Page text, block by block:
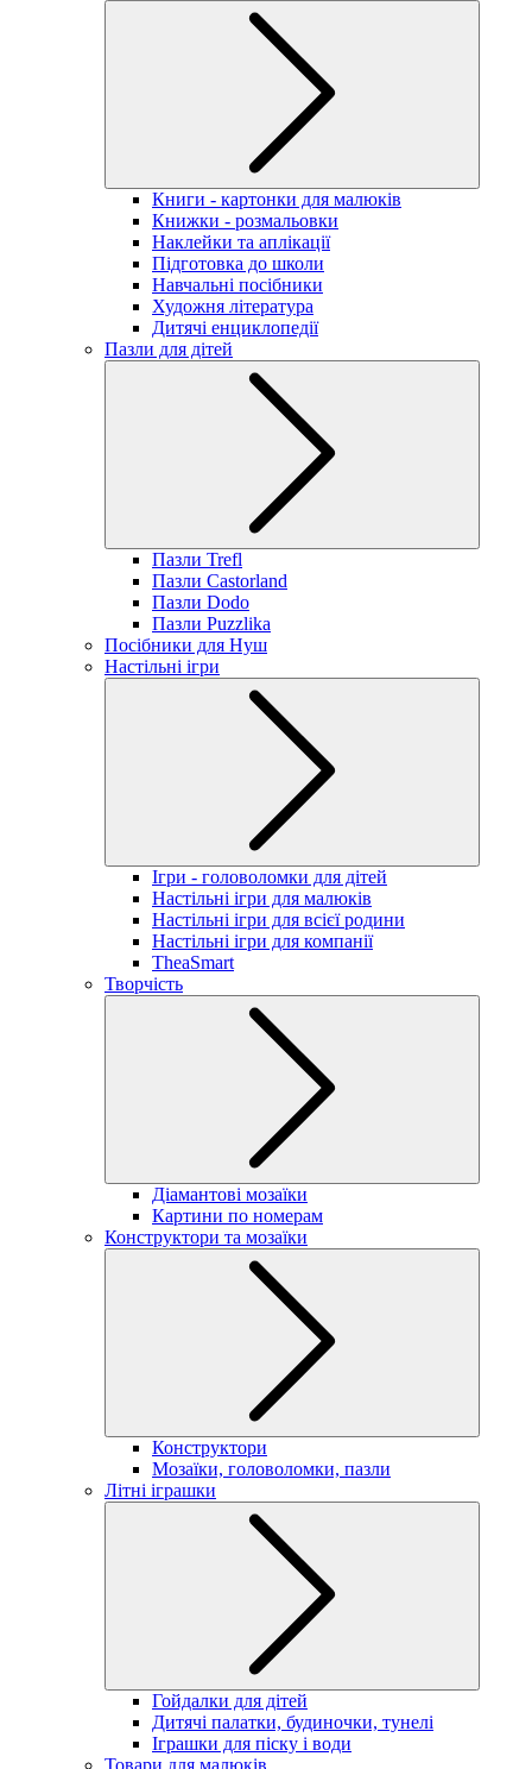
Книги - картонки для малюків
Книжки - розмальовки
Наклейки та аплікації
Підготовка до школи
Навчальні посібники
Художня література
Дитячі енциклопедії
Пазли для дітей
Пазли Trefl
Пазли Castorland
Пазли Dodo
Пазли Puzzlika
Посібники для Нуш
Настільні ігри
Ігри - головоломки для дітей
Настільні ігри для малюків
Настільні ігри для всієї родини
Настільні ігри для компанії
TheaSmart
Творчість
Діамантові мозаїки
Картини по номерам
Конструктори та мозаїки
Конструктори
Мозаїки, головоломки, пазли
Літні іграшки
Гойдалки для дітей
Дитячі палатки, будиночки, тунелі
Іграшки для піску і води
Товари для малюків